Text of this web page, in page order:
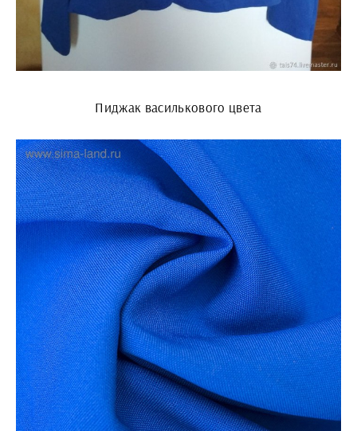
Пиджак василькового цвета